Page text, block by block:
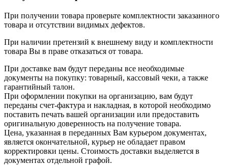
При получении товара проверьте комплектности заказанного
товара и отсутствии видимых дефектов.
При наличии претензий к внешнему виду и комплектности
товара Вы в праве отказаться от товара.
При доставке вам будут переданы все необходимые
документы на покупку: товарный, кассовый чеки, а также
гарантийный талон.
При оформлении покупки на организацию, вам будут
переданы счет-фактура и накладная, в которой необходимо
поставить печать вашей организации или предоставить
оригинальную доверенность на получение товара.
Цена, указанная в переданных Вам курьером документах,
является окончательной, курьер не обладает правом
корректировки цены. Стоимость доставки выделяется в
документах отдельной графой.